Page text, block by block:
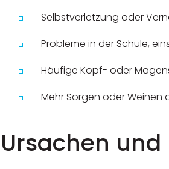
Selbstverletzung oder
Probleme in der Schule,
Häufige Kopf- oder
Mehr Sorgen oder Weinen
Ursachen